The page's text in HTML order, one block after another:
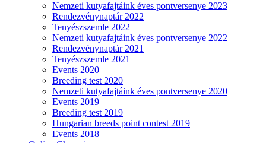
Nemzeti kutyafajtáink éves pontversenye 2023
Rendezvénynaptár 2022
Tenyészszemle 2022
Nemzeti kutyafajtáink éves pontversenye 2022
Rendezvénynaptár 2021
Tenyészszemle 2021
Events 2020
Breeding test 2020
Nemzeti kutyafajtáink éves pontversenye 2020
Events 2019
Breeding test 2019
Hungarian breeds point contest 2019
Events 2018